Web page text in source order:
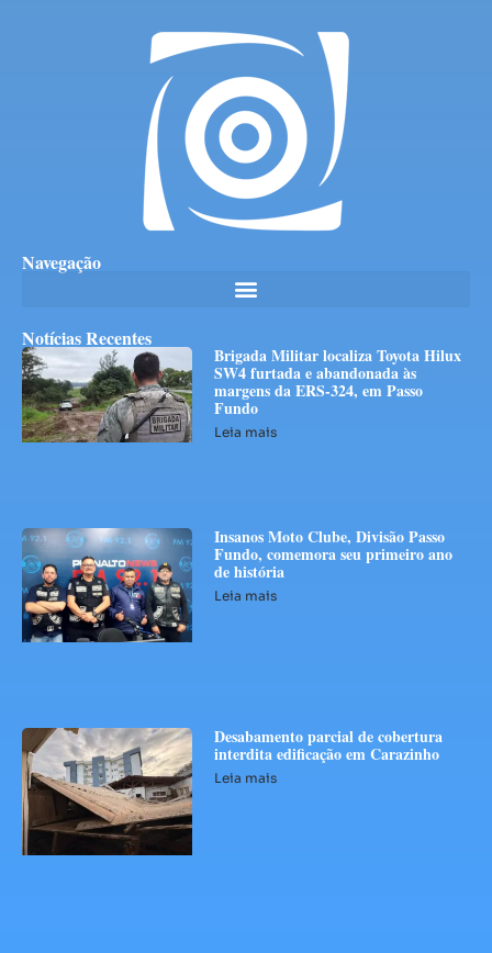
Navegação
Notícias Recentes
Brigada Militar localiza Toyota Hilux
SW4 furtada e abandonada às
margens da ERS-324, em Passo
Fundo
Leia mais
Insanos Moto Clube, Divisão Passo
Fundo, comemora seu primeiro ano
de história
Leia mais
Desabamento parcial de cobertura
interdita edificação em Carazinho
Leia mais